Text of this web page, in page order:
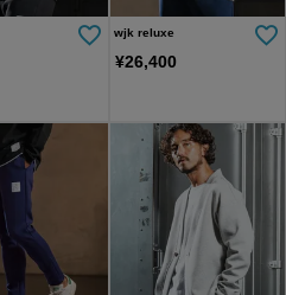
wjk reluxe
¥26,400